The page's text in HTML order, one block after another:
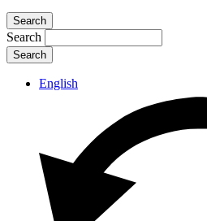
Search
Search
English